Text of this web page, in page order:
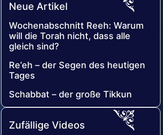
Neue Artikel
Wochenabschnitt Reeh: Warum
will die Torah nicht, dass alle
gleich sind?
Re’eh – der Segen des heutigen
Tages
Schabbat – der große Tikkun
Zufällige Videos